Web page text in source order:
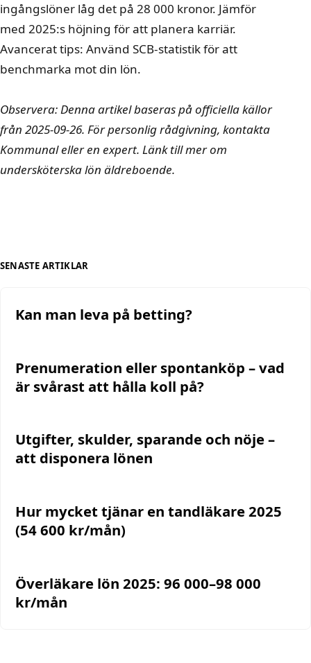
ingångslöner låg det på 28 000 kronor. Jämför
med 2025:s höjning för att planera karriär.
Avancerat tips: Använd SCB-statistik för att
benchmarka mot din lön.
Observera: Denna artikel baseras på officiella källor
från 2025-09-26. För personlig rådgivning, kontakta
Kommunal eller en expert. Länk till mer om
undersköterska lön äldreboende.
SENASTE ARTIKLAR
Kan man leva på betting?
Prenumeration eller spontanköp – vad
är svårast att hålla koll på?
Utgifter, skulder, sparande och nöje –
att disponera lönen
Hur mycket tjänar en tandläkare 2025
(54 600 kr/mån)
Överläkare lön 2025: 96 000–98 000
kr/mån